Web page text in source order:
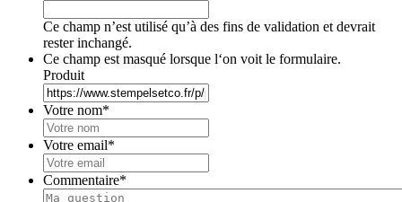
Ce champ n’est utilisé qu’à des fins de validation et devrait
rester inchangé.
Ce champ est masqué lorsque l‘on voit le formulaire.
Produit
Votre nom*
Votre email*
Commentaire*